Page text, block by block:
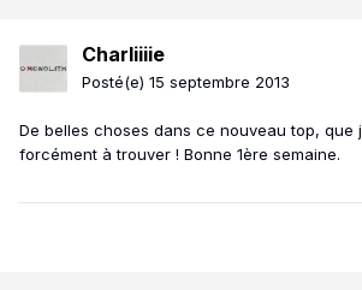
Charliiiie
Posté(e) 15 septembre 2013
De belles choses dans ce nouveau top, que
forcément à trouver ! Bonne 1ère semaine.